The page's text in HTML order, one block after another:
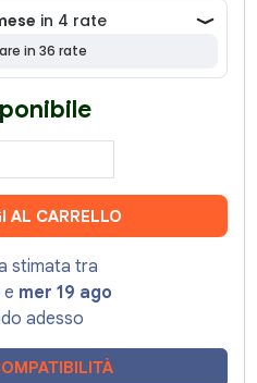
AL CARRELLO
stimata tra
e mer 19 ago
adesso